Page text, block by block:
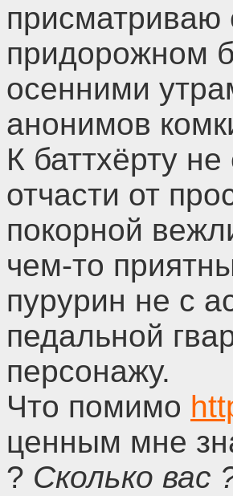
присматриваю
придорожном
осенними
анонимов
К баттхёрту
отчасти от
покорной
чем-то
пурурин не с
педальной
персонажу.
Что помимо
ценным мне
? Сколько вас